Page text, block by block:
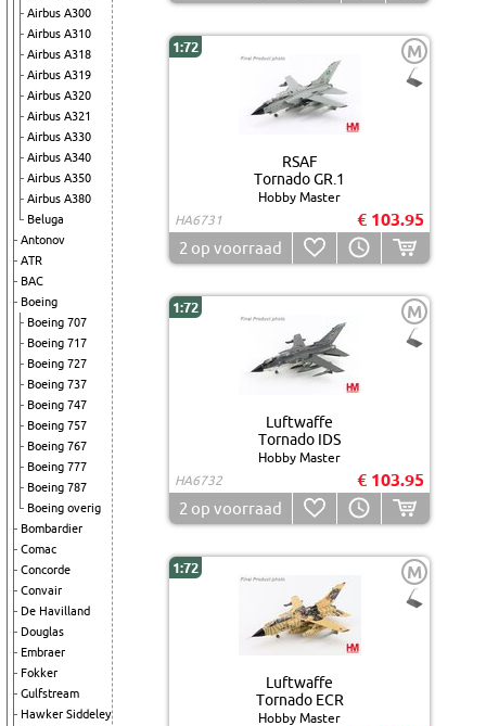
Airbus A300
Airbus A310
Airbus A318
Airbus A319
Airbus A320
Airbus A321
Airbus A330
Airbus A340
Airbus A350
Airbus A380
Beluga
Antonov
ATR
BAC
Boeing
Boeing 707
Boeing 717
Boeing 727
Boeing 737
Boeing 747
Boeing 757
Boeing 767
Boeing 777
Boeing 787
Boeing overig
Bombardier
Comac
Concorde
Convair
De Havilland
Douglas
Embraer
Fokker
Gulfstream
Hawker Siddeley
1:72 M
RSAF
Tornado GR.1
Hobby Master
HA6731
€ 103.95
2 op voorraad
1:72 M
Luftwaffe
Tornado IDS
Hobby Master
HA6732
€ 103.95
2 op voorraad
1:72 M
Luftwaffe
Tornado ECR
Hobby Master